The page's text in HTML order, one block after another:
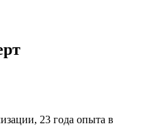
23 года опыта в